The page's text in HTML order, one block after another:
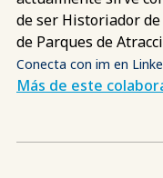
de ser Historiador
de Parques de
Conecta con im en
Más de este